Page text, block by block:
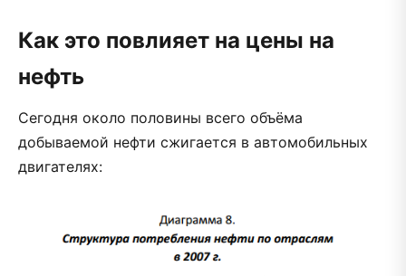
Как это повлияет на цены на
нефть
Сегодня около половины всего объёма
добываемой нефти сжигается в автомобильных
двигателях: